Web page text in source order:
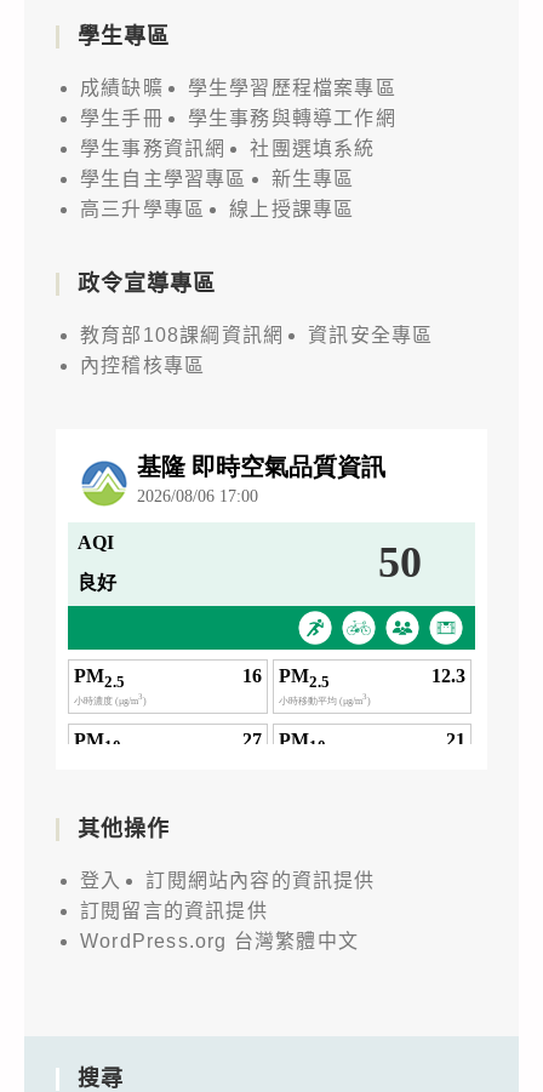
學生專區
成績缺曠
學生學習歷程檔案專區
學生手冊
學生事務與轉導工作網
學生事務資訊網
社團選填系統
學生自主學習專區
新生專區
高三升學專區
線上授課專區
政令宣導專區
教育部108課綱資訊網
資訊安全專區
內控稽核專區
其他操作
登入
訂閱網站內容的資訊提供
訂閱留言的資訊提供
WordPress.org 台灣繁體中文
搜尋